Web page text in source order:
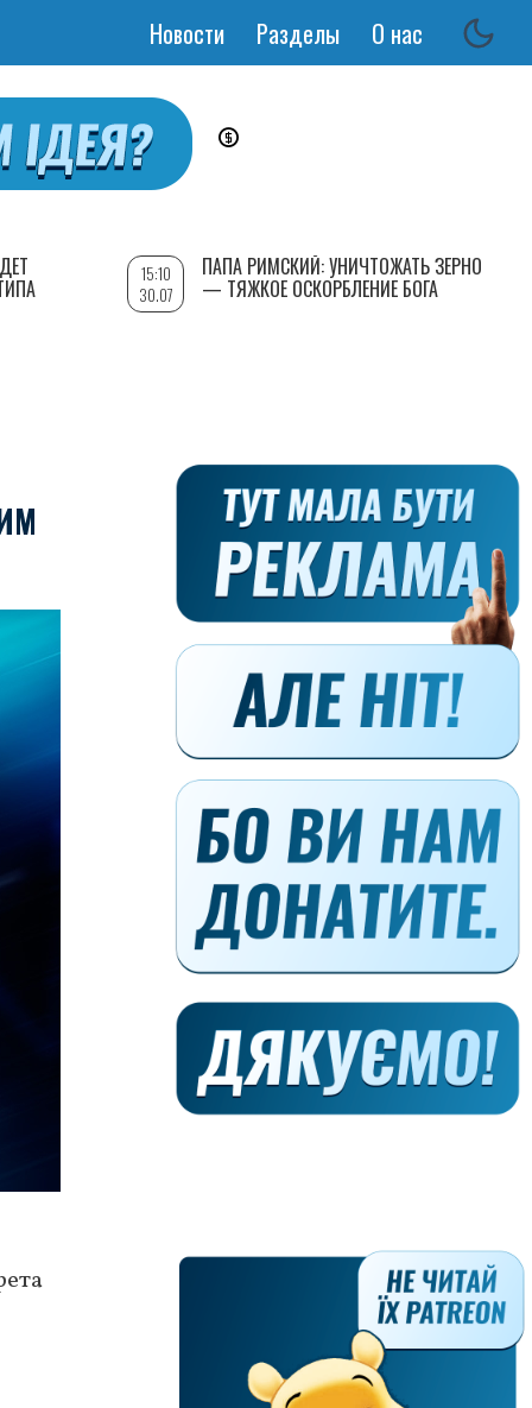
Основная
Новости Разделы О нас
15:10
30.07
ПАПА РИМСКИЙ: УНИЧТОЖАТЬ ЗЕРНО
— ТЯЖКОЕ ОСКОРБЛЕНИЕ БОГА